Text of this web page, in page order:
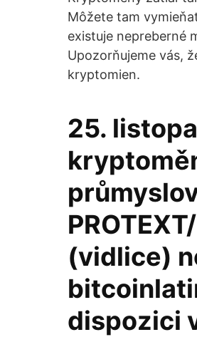
Môžete tam
existuje nepreberné
Upozorňujeme vás,
kryptomien.
25.
(vidlice)
dispozici